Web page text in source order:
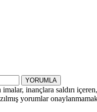
inançlara saldırı
yorumlar